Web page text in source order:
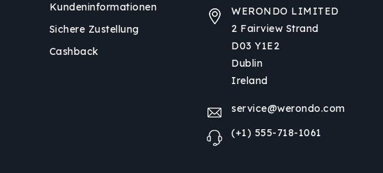
WERONDO LIMITED
2 Fairview Strand
D03 Y1E2
Dublin
Ireland
service@werondo.com
(+1) 555-718-1061
Kundeninformationen
Sichere Zustellung
Cashback